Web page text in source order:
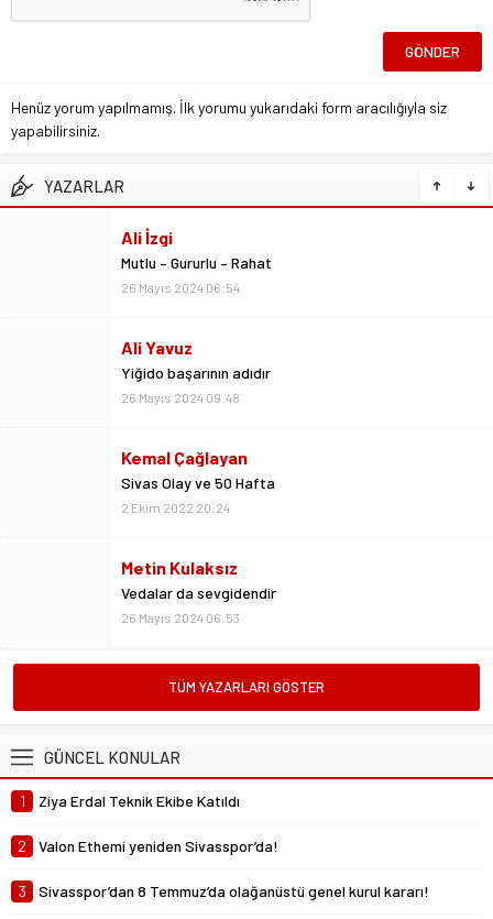
Henüz yorum yapılmamış. İlk yorumu yukarıdaki form aracılığıyla siz
yapabilirsiniz.
YAZARLAR
Ali İzgi
Mutlu – Gururlu – Rahat
26 Mayıs 2024 06:54
Ali Yavuz
Yiğido başarının adıdır
26 Mayıs 2024 09:48
Kemal Çağlayan
Sivas Olay ve 50 Hafta
2 Ekim 2022 20:24
Metin Kulaksız
Vedalar da sevgidendir
26 Mayıs 2024 06:53
Mustafa Ateş
Böyle ayrılık olmaz
TÜM YAZARLARI GÖSTER
GÜNCEL KONULAR
1 Ziya Erdal Teknik Ekibe Katıldı
2 Valon Ethemi yeniden Sivasspor’da!
3 Sivasspor’dan 8 Temmuz’da olağanüstü genel kurul kararı!